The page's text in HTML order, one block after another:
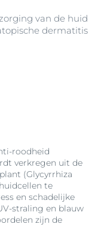
van de huid
dermatitis
roodheid
verkregen uit de
(Glycyrrhiza
te
en schadelijke
straling en blauw
zijn de